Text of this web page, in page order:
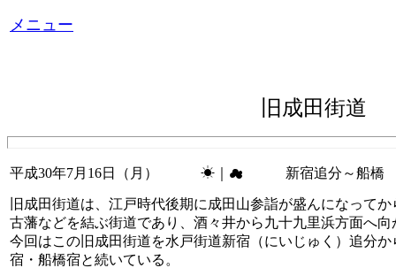
メニュー
旧成田街道
平成30年7月16日（月） ☀｜☁ 新宿追分～船橋
旧成田街道は、江戸時代後期に成田山参詣が盛んになって
古藩などを結ぶ街道であり、酒々井から九十九里浜方面へ
今回はこの旧成田街道を水戸街道新宿（にいじゅく）追分
宿・船橋宿と続いている。